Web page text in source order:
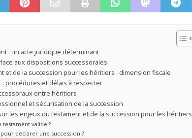
: un acte juridique déterminant
aux dispositions successorales
et de la succession pour les héritiers : dimension fiscale
procédures et délais à respecter
entre héritiers
et sécurisation de la succession
les enjeux du testament et de la succession pour les héritiers
valide ?
déclarer une succession ?